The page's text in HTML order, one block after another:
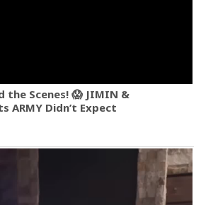
the Scenes! 😱 JIMIN &
ARMY Didn’t Expect